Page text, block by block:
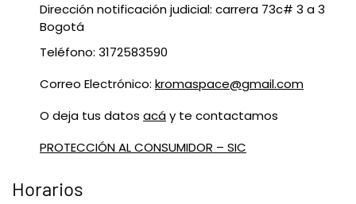
Dirección notificación judicial: carrera 73c# 3 a 3
Bogotá
Teléfono: 3172583590
Correo Electrónico: kromaspace@gmail.com
O deja tus datos acáy te contactamos
PROTECCIÓN AL CONSUMIDOR – SIC
Horarios